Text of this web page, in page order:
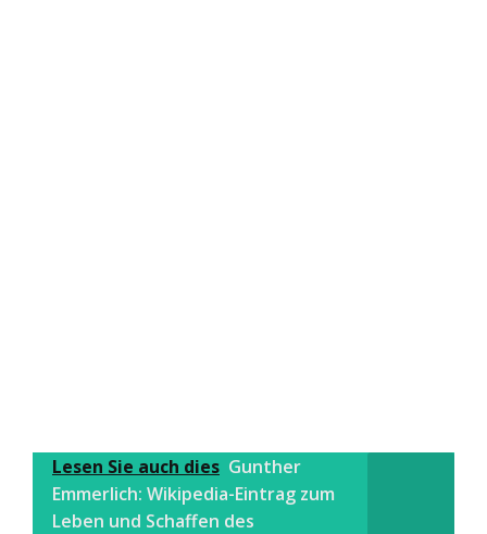
Lesen Sie auch dies Gunther
Emmerlich: Wikipedia-Eintrag zum
Leben und Schaffen des